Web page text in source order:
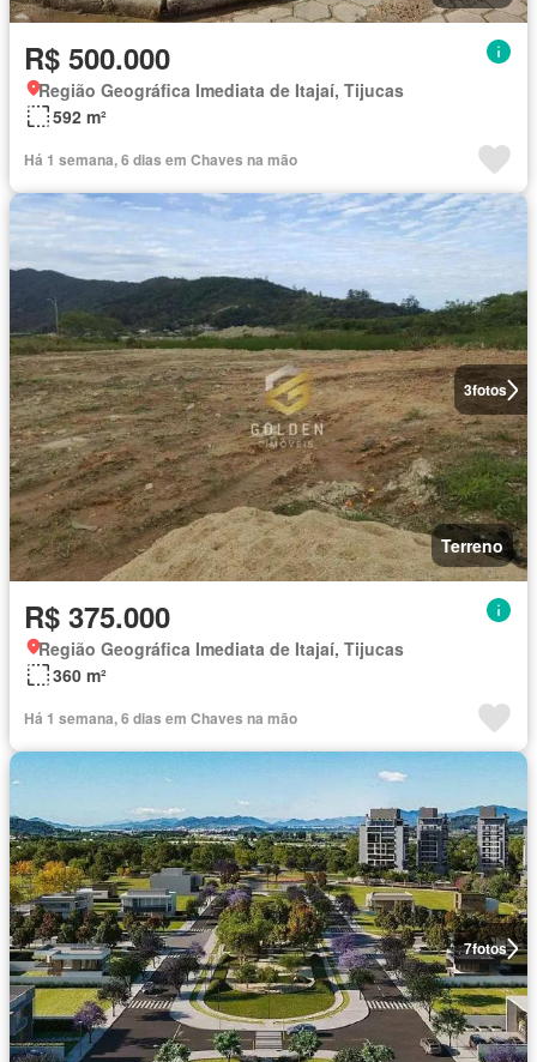
R$ 500.000
Região Geográfica Imediata de Itajaí, Tijucas
592 m²
Há 1 semana, 6 dias em Chaves na mão
3fotos
Terreno
R$ 375.000
Região Geográfica Imediata de Itajaí, Tijucas
360 m²
Há 1 semana, 6 dias em Chaves na mão
7fotos